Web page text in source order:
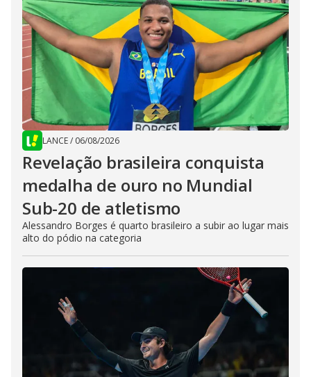
LANCE/ 06/08/2026
Revelação brasileira conquista
medalha de ouro no Mundial
Sub-20 de atletismo
Alessandro Borges é quarto brasileiro a subir ao lugar mais
alto do pódio na categoria